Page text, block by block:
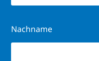
Nachname